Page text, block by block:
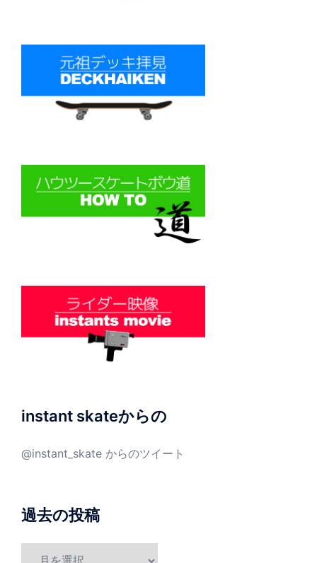
instant skateからの
@instant_skate からのツイート
過去の投稿